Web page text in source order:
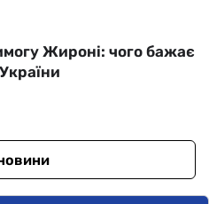
Жироні: чого бажає